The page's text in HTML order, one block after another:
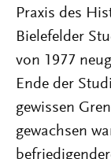
Praxis des
Bielefelder
von 1977
Ende der
gewissen
gewachsen